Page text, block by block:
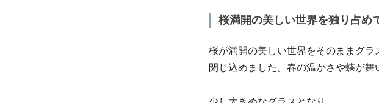
桜満開の美しい世界を独り占め
桜が満開の美しい世界をそのままグラ
閉じ込めました。春の温かさや蝶が舞